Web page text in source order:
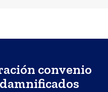
convenio